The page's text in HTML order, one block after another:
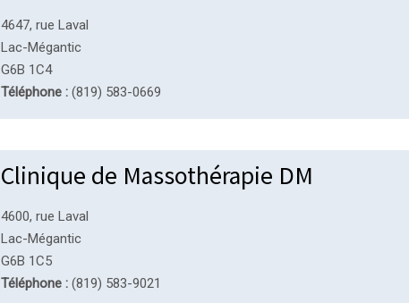
4647, rue Laval
Lac-Mégantic
G6B 1C4
Téléphone : (819) 583-0669
Clinique de Massothérapie DM
4600, rue Laval
Lac-Mégantic
G6B 1C5
Téléphone : (819) 583-9021